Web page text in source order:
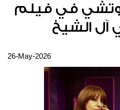
في فيلم
آل الشيخ
26-May-2026